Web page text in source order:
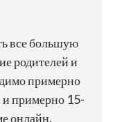
все большую
родителей и
примерно
и примерно 15-
онлайн.